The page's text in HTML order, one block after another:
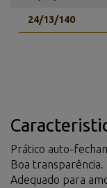
24/13/140
Prático auto-
Boa transparência.
Adequado para